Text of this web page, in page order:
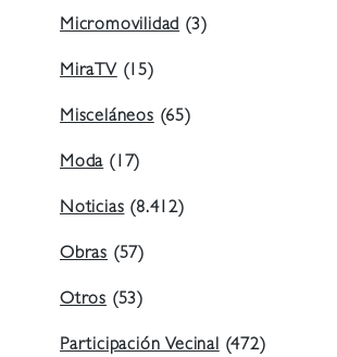
Micromovilidad(3)
MiraTV(15)
Misceláneos(65)
Moda(17)
Noticias(8.412)
Obras (57)
Otros (53)
Participación Vecinal(472)